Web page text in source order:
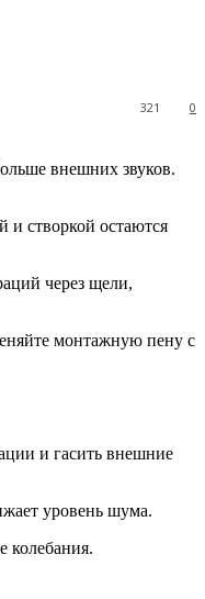
0
321
внешних звуков.
и створкой остаются
через щели,
монтажную пену с
и гасить внешние
уровень шума.
колебания.